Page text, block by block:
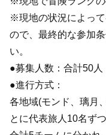
※現地の状況によっ
ので、最終的な参加
い。
●募集人数：合計50人
●進行方式：
各地域(モンド、璃月
とに代表旅人10名ずつ